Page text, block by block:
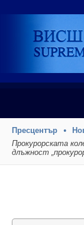
Пресцентър
Прокурорската
длъжност